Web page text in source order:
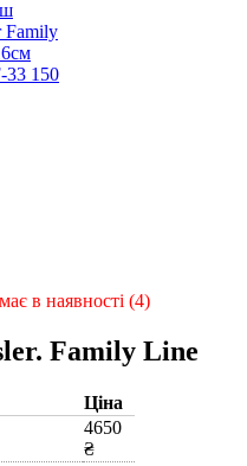
в наявності (4)
Family Line
Ціна
4650
₴